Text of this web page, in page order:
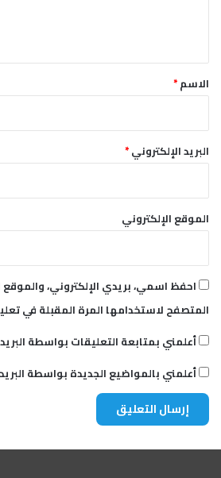
*الاسم*
البريد الإلكتروني*
الموقع الإلكتروني
احفظ اسمي، بريدي الإلكتروني، والموقع
المتصفح لاستخدامها المرة المقبلة في
أعلمني بمتابعة التعليقات بواسطة البريد
أعلمني بالمواضيع الجديدة بواسطة